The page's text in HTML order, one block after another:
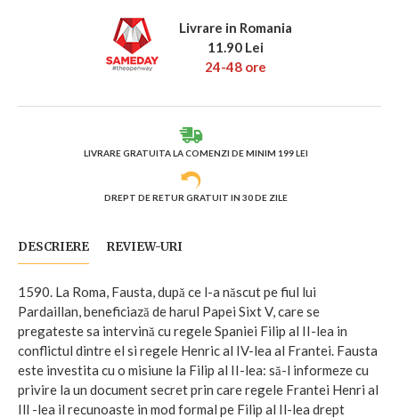
LIVRARE GRATUITA LA COMENZI DE MINIM 199 LEI
DREPT DE RETUR GRATUIT IN 30 DE ZILE
DESCRIERE REVIEW-URI
1590. La Roma, Fausta, după ce l-a născut pe fiul lui
Pardaillan, beneficiază de harul Papei Sixt V, care se
pregateste sa intervină cu regele Spaniei Filip al II-lea in
conflictul dintre el si regele Henric al IV-lea al Frantei. Fausta
este investita cu o misiune la Filip al II-lea: să-l informeze cu
privire la un document secret prin care regele Frantei Henri al
Ill -lea il recunoaste in mod formal pe Filip al Il-lea drept
Livrare in Romania
11.90 Lei
24-48 ore